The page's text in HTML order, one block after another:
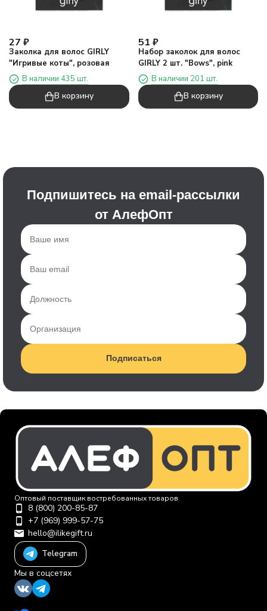
27 ₽
Заколка для волос GIRLY
"Игривые коты", розовая
В наличии 435 шт.
В корзину
51 ₽
Набор заколок для волос
GIRLY 2 шт. "Bows", pink
В наличии 201 шт.
В корзину
Подпишитесь на email-рассылки
от АлефОпт
Подписаться
Оптовый поставщик востребованных товаров
8 (800) 200-85-87
+7 (969) 999-57-75
hello@ilikegift.ru
Telegram
Мы в соцсетях